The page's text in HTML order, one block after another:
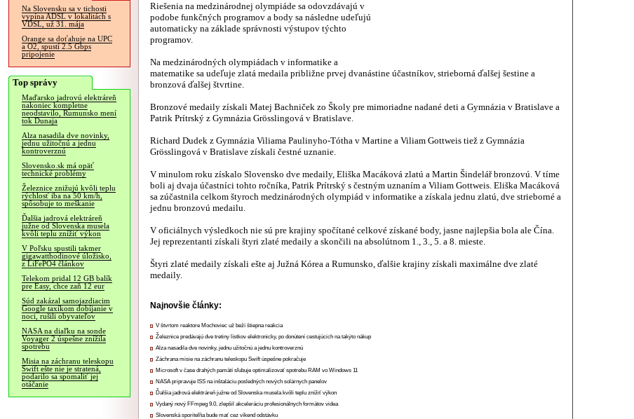
Na Slovensku sa v tichosti
vypína ADSL v lokalitách s
VDSL, už 31. mája
Orange sa doťahuje na UPC
a O2, spustí 2.5 Gbps
pripojenie
Top správy
Maďarsko jadrovú elektráreň
nakoniec kompletne
neodstavilo, Rumunsko mení
tok Dunaja
Alza nasadila dve novinky,
jednu užitočnú a jednu
kontroverznú
Slovensko.sk má opäť
technické problémy
Železnice znižujú kvôli teplu
rýchlosť iba na 50 km/h,
spôsobuje to meškanie
Ďalšia jadrová elektráreň
južne od Slovenska musela
kvôli teplu znížiť výkon
V Poľsku spustili takmer
gigawatthodinové úložisko,
z LiFePO4 článkov
Telekom pridal 12 GB balík
pre Easy, chce zaň 12 eur
Súd zakázal samojazdiacim
Google taxíkom dobíjanie v
noci, rušili obyvateľov
NASA na diaľku na sonde
Voyager 2 úspešne znížila
spotrebu
Misia na záchranu teleskopu
Swift ešte nie je stratená,
podarilo sa spomaliť jej
otáčanie
Riešenia na medzinárodnej olympiáde sa odovzdávajú v
podobe funkčných programov a body sa následne udeľujú
automaticky na základe správnosti výstupov týchto
programov.
Na medzinárodných olympiádach v informatike a
matematike sa udeľuje zlatá medaila približne prvej dvanástine účastníkov, strieborná ďalšej šestine a
bronzová ďalšej štvrtine.
Bronzové medaily získali Matej Bachniček zo Školy pre mimoriadne nadané deti a Gymnázia v Bratislave a
Patrik Prítrský z Gymnázia Grösslingová v Bratislave.
Richard Dudek z Gymnázia Viliama Paulinyho-Tótha v Martine a Viliam Gottweis tiež z Gymnázia
Grösslingová v Bratislave získali čestné uznanie.
V minulom roku získalo Slovensko dve medaily, Eliška Macáková zlatú a Martin Šindelář bronzovú. V tíme
boli aj dvaja účastníci tohto ročníka, Patrik Prítrský s čestným uznaním a Viliam Gottweis. Eliška Macáková
sa zúčastnila celkom štyroch medzinárodných olympiád v informatike a získala jednu zlatú, dve strieborné a
jednu bronzovú medailu.
V oficiálnych výsledkoch nie sú pre krajiny spočítané celkové získané body, jasne najlepšia bola ale Čína.
Jej reprezentanti získali štyri zlaté medaily a skončili na absolútnom 1., 3., 5. a 8. mieste.
Štyri zlaté medaily získali ešte aj Južná Kórea a Rumunsko, ďalšie krajiny získali maximálne dve zlaté
medaily.
Najnovšie články:
V štvrtom reaktore Mochoviec už beží štiepna reakcia
Železnice predávajú dve tretiny lístkov elektronicky, po donútení cestujúcich na takýto nákup
Alza nasadila dve novinky, jednu užitočnú a jednu kontroverznú
Záchrana misie na záchranu teleskopu Swift úspešne pokračuje
Microsoft v čase drahých pamätí sľubuje optimalizovať spotrebu RAM vo Windows 11
NASA pripravuje ISS na inštaláciu posledných nových solárnych panelov
Ďalšia jadrová elektráreň južne od Slovenska musela kvôli teplu znížiť výkon
Vydaný nový FFmpeg 9.0, zlepšil akceleráciu profesionálnych formátov videa
Slovenská sporiteľňa bude mať cez víkend odstávku